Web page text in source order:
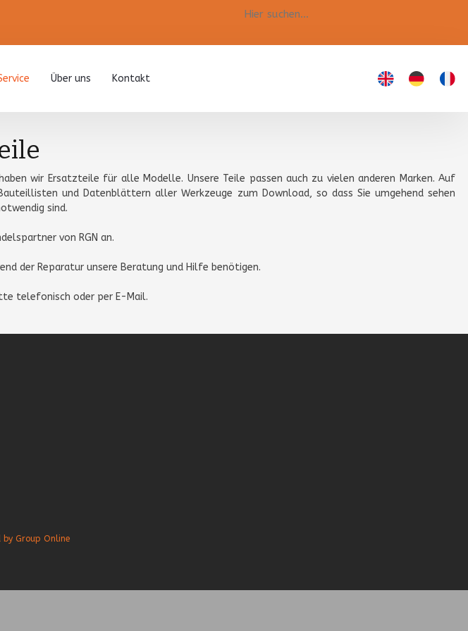
Über uns Kontakt
wir Ersatzteile für alle Modelle. Unsere Teile passen auch zu vielen anderen Marken. Auf
und Datenblättern aller Werkzeuge zum Download, so dass Sie umgehend sehen
sind.
von RGN an.
der Reparatur unsere Beratung und Hilfe benötigen.
telefonisch oder per E-Mail.
Group Online